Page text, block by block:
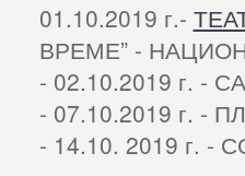
01.10.2019 г.-
ВРЕМЕ” -
- 02.10.2019 г. -
- 07.10.2019 г. -
- 14.10. 2019 г. -